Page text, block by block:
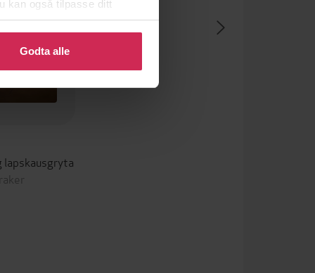
kan også tilpasse ditt
eller endre ditt samtykke.
Godta alle